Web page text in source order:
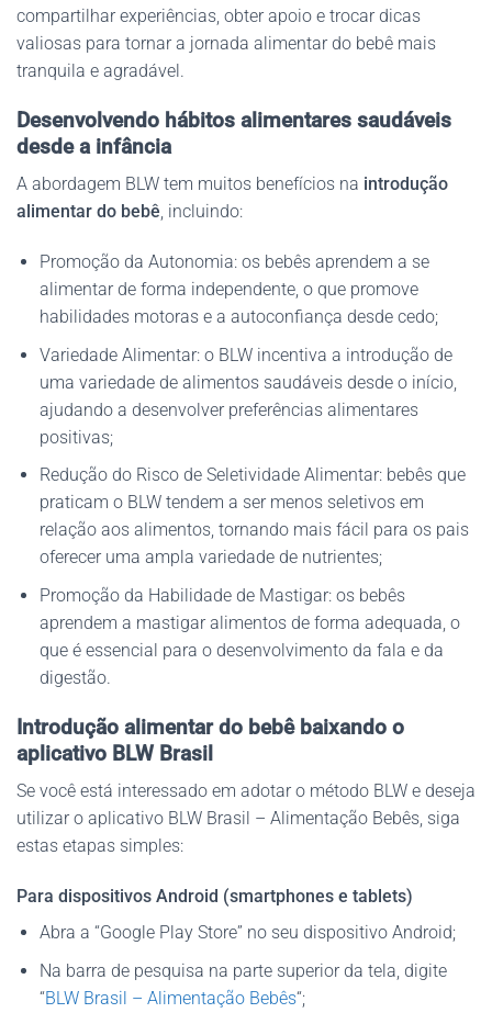
compartilhar experiências, obter apoio e trocar dicas
valiosas para tornar a jornada alimentar do bebê mais
tranquila e agradável.
Desenvolvendo hábitos alimentares saudáveis
desde a infância
A abordagem BLW tem muitos benefícios na introdução
alimentar do bebê, incluindo:
Promoção da Autonomia: os bebês aprendem a se
alimentar de forma independente, o que promove
habilidades motoras e a autoconfiança desde cedo;
Variedade Alimentar: o BLW incentiva a introdução de
uma variedade de alimentos saudáveis desde o início,
ajudando a desenvolver preferências alimentares
positivas;
Redução do Risco de Seletividade Alimentar: bebês que
praticam o BLW tendem a ser menos seletivos em
relação aos alimentos, tornando mais fácil para os pais
oferecer uma ampla variedade de nutrientes;
Promoção da Habilidade de Mastigar: os bebês
aprendem a mastigar alimentos de forma adequada, o
que é essencial para o desenvolvimento da fala e da
digestão.
Introdução alimentar do bebê baixando o
aplicativo BLW Brasil
Se você está interessado em adotar o método BLW e deseja
utilizar o aplicativo BLW Brasil – Alimentação Bebês, siga
estas etapas simples:
Para dispositivos Android (smartphones e tablets)
Abra a “Google Play Store” no seu dispositivo Android;
Na barra de pesquisa na parte superior da tela, digite
“BLW Brasil – Alimentação Bebês“;